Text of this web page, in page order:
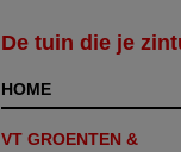
De tuin die je
HOME
VT GROENTEN &